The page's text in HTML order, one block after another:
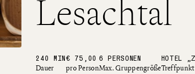
LETZTEN FREIEN ZIMMERN
Lesachtal
240 MIN
Dauer
€ 75,00
pro Person
6 PERSONEN
Max. Gruppengröße
HOTEL
Treffpunkt